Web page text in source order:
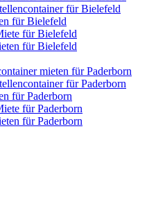
für Bielefeld
für Bielefeld
für Bielefeld
für Bielefeld
mieten für Paderborn
für Paderborn
für Paderborn
für Paderborn
für Paderborn